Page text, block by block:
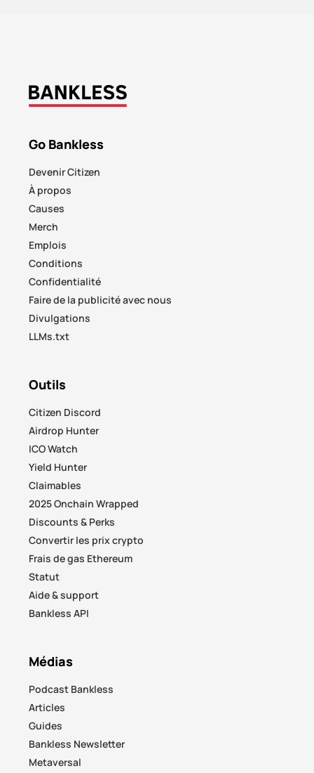
Go Bankless
Devenir Citizen
À propos
Causes
Merch
Emplois
Conditions
Confidentialité
Faire de la publicité avec nous
Divulgations
LLMs.txt
Outils
Citizen Discord
Airdrop Hunter
ICO Watch
Yield Hunter
Claimables
2025 Onchain Wrapped
Discounts & Perks
Convertir les prix crypto
Frais de gas Ethereum
Statut
Aide & support
Bankless API
Médias
Podcast Bankless
Articles
Guides
Bankless Newsletter
Metaversal